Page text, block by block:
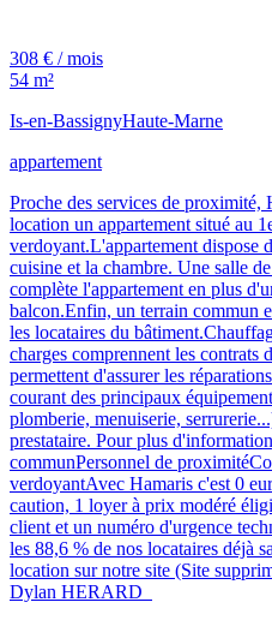
308 € / mois
54 m²
Is-en-BassignyHaute-Marne
appartement
Proche des services de proximité,
location un appartement situé au
verdoyant.L'appartement dispose
cuisine et la chambre. Une salle
complète l'appartement en plus
balcon.Enfin, un terrain commun
les locataires du
charges comprennent les contrats
permettent d'assurer les
courant des principaux
plomberie, menuiserie,
prestataire. Pour plus
communPersonnel de
verdoyantAvec Hamaris c'est 0
caution, 1 loyer à prix modéré
client et un numéro d'urgence
les 88,6 % de nos locataires déjà
location sur notre site (Site
Dylan HERARD